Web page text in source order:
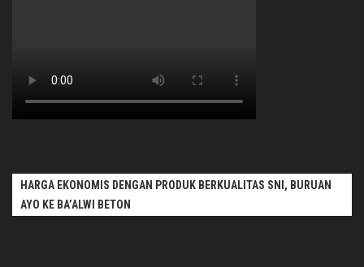
HARGA EKONOMIS DENGAN PRODUK BERKUALITAS SNI, BURUAN
AYO KE BA’ALWI BETON